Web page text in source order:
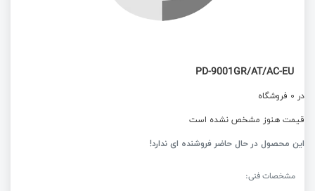
PD-9001GR/AT/AC-EU
در 0 فروشگاه
قیمت هنوز مشخص نشده است
این محصول در حال حاضر فروشنده ای ندارد!
مشخصات فنی: